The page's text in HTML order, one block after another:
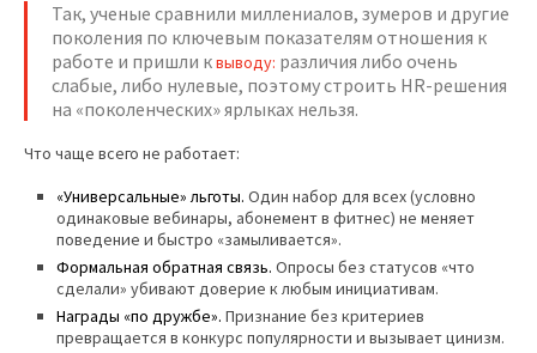
Так, ученые сравнили миллениалов, зумеров и другие
поколения по ключевым показателям отношения к
работе и пришли квыводу: различия либо очень
слабые, либо нулевые, поэтому строить HR-решения
на «поколенческих» ярлыках нельзя.
Что чаще всего не работает:
«Универсальные» льготы. Один набор для всех (условно
одинаковые вебинары, абонемент в фитнес) не меняет
поведение и быстро «замыливается».
Формальная обратная связь. Опросы без статусов «что
сделали» убивают доверие к любым инициативам.
Награды «по дружбе». Признание без критериев
превращается в конкурс популярности и вызывает цинизм.